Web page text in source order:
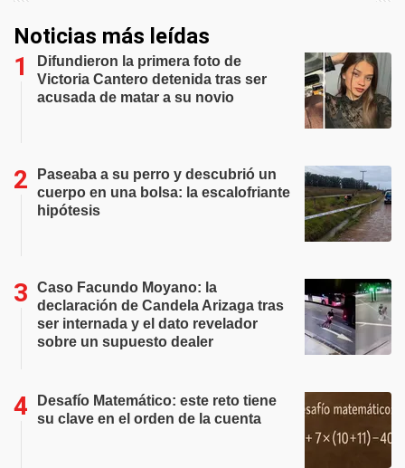
Noticias más leídas
Difundieron la primera foto de
Victoria Cantero detenida tras ser
acusada de matar a su novio
Paseaba a su perro y descubrió un
cuerpo en una bolsa: la escalofriante
hipótesis
Caso Facundo Moyano: la
declaración de Candela Arizaga tras
ser internada y el dato revelador
sobre un supuesto dealer
Desafío Matemático: este reto tiene
su clave en el orden de la cuenta